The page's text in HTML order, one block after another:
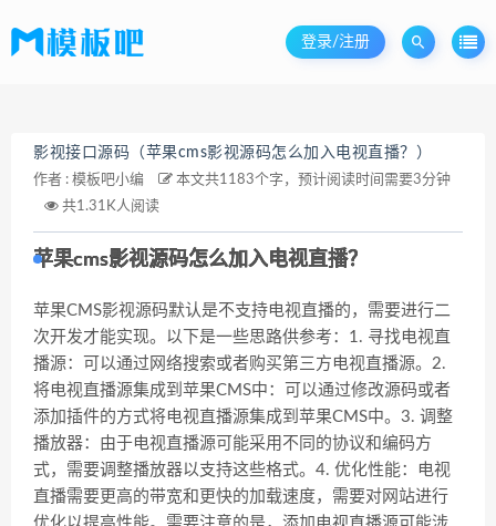
登录/注册
影视接口源码（苹果cms影视源码怎么加入电视直播？）
作者 : 模板吧小编
本文共1183个字，预计阅读时间需要3分钟
共1.31K人阅读
苹果cms影视源码怎么加入电视直播？
苹果CMS影视源码默认是不支持电视直播的，需要进行二
次开发才能实现。以下是一些思路供参考：1. 寻找电视直
播源：可以通过网络搜索或者购买第三方电视直播源。2.
将电视直播源集成到苹果CMS中：可以通过修改源码或者
添加插件的方式将电视直播源集成到苹果CMS中。3. 调整
播放器：由于电视直播源可能采用不同的协议和编码方
式，需要调整播放器以支持这些格式。4. 优化性能：电视
直播需要更高的带宽和更快的加载速度，需要对网站进行